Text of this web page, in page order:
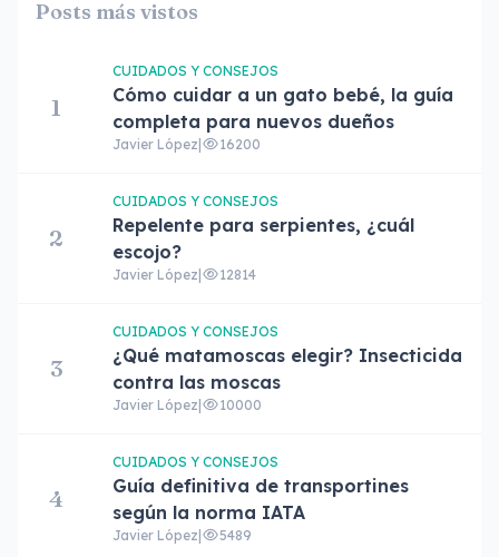
Posts más vistos
1
CUIDADOS Y CONSEJOS
Cómo cuidar a un gato bebé, la guía
completa para nuevos dueños
Javier López 16200
2
CUIDADOS Y CONSEJOS
Repelente para serpientes, ¿cuál
escojo?
Javier López 12814
3
CUIDADOS Y CONSEJOS
¿Qué matamoscas elegir? Insecticida
contra las moscas
Javier López 10000
4
CUIDADOS Y CONSEJOS
Guía definitiva de transportines
según la norma IATA
Javier López 5489